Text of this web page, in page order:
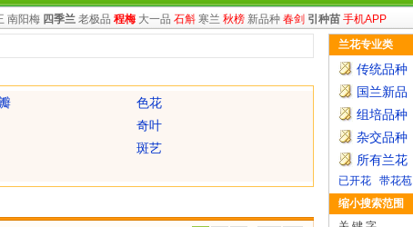
南阳梅 四季兰 老极品 程梅 大一品 石斛 寒兰 秋榜 新品种 春剑 引种苗 手机APP
兰花专业类
传统品种
国兰新品
组培品种
杂交品种
所有兰花
已开花 带花苞
缩小搜索范围
色花
奇叶
斑艺